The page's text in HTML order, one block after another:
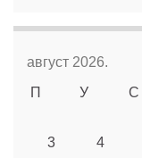
август 2026.
П
У С
3
4